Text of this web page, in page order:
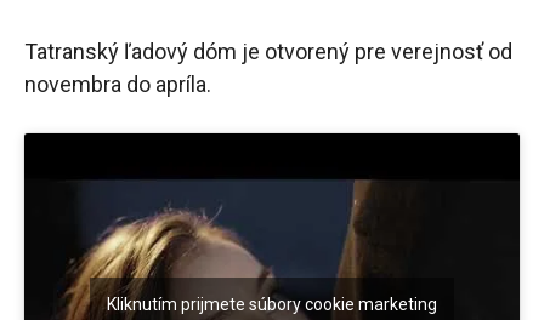
Tatranský ľadový dóm je otvorený pre verejnosť od
novembra do apríla.
Kliknutím prijmete súbory cookie marketing